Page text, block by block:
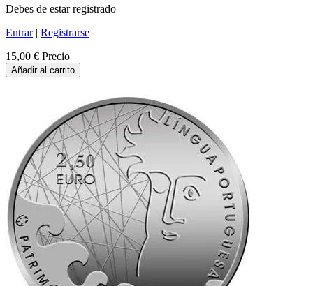
Debes de estar registrado
Entrar| Registrarse
15,00 € Precio
Añadir al carrito